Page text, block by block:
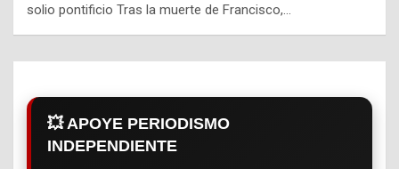
solio pontificio Tras la muerte de Francisco,…
💥 APOYE PERIODISMO
INDEPENDIENTE